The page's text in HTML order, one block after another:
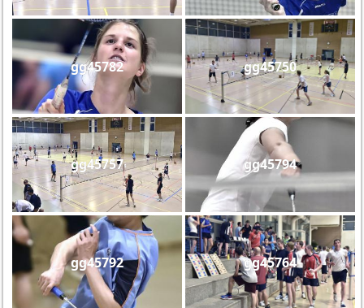
gg45782 gg45750
gg45757 gg45794
gg45792 gg45764